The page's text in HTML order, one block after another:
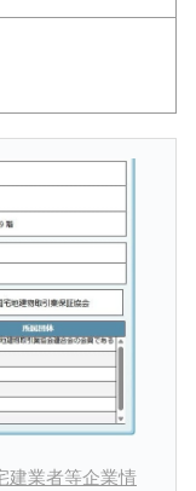
業者等企業情